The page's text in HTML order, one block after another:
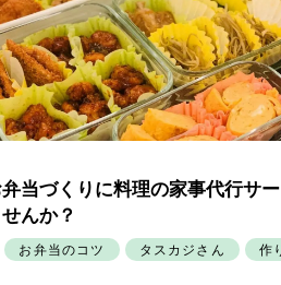
当づくりに料理の家事代行サ
んか？
お弁当のコツ タスカジさん
作